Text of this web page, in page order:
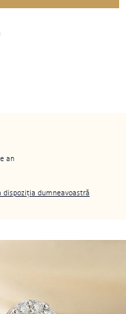
an
dumneavoastră